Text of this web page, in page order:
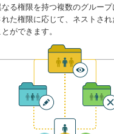
る権限を持つ複数のグルー
た権限に応じて、ネストさ
ができます。